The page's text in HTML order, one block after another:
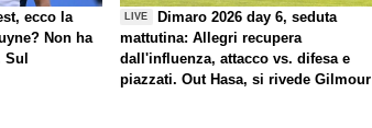
ecco la
Non ha
Sul
LIVE
Dimaro 2026 day 6, seduta
mattutina: Allegri recupera
dall'influenza, attacco vs. difesa e
piazzati. Out Hasa, si rivede Gilmour